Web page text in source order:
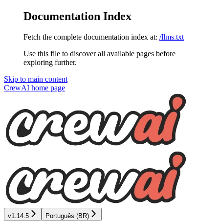
Documentation Index
Fetch the complete documentation index at: /llms.txt
Use this file to discover all available pages before
exploring further.
Skip to main content
CrewAI home page
v1.14.5 Português (BR)